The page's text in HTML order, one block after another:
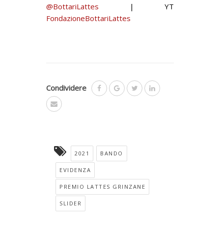
@BottariLattes | YT
FondazioneBottariLattes
Condividere
2021 BANDO
EVIDENZA
PREMIO LATTES GRINZANE
SLIDER